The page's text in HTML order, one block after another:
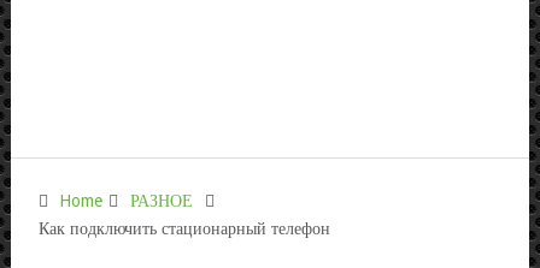
Home
РАЗНОЕ
Как подключить стационарный телефон